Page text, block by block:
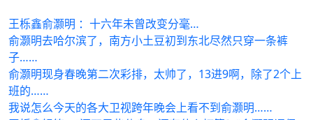
王栎鑫俞灏明 ：十六年未曾改变分毫…
俞灏明去哈尔滨了，南方小土豆初到东北尽然只穿一条裤
子……
俞灏明现身春晚第二次彩排，太帅了，13进9啊，除了2个上
班的……
我说怎么今天的各大卫视跨年晚会上看不到俞灏明……